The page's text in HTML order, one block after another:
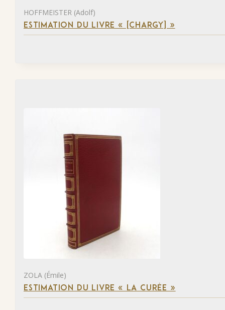
HOFFMEISTER (Adolf)
ESTIMATION DU LIVRE « [CHARGY] »
ZOLA (Émile)
ESTIMATION DU LIVRE « LA CURÉE »